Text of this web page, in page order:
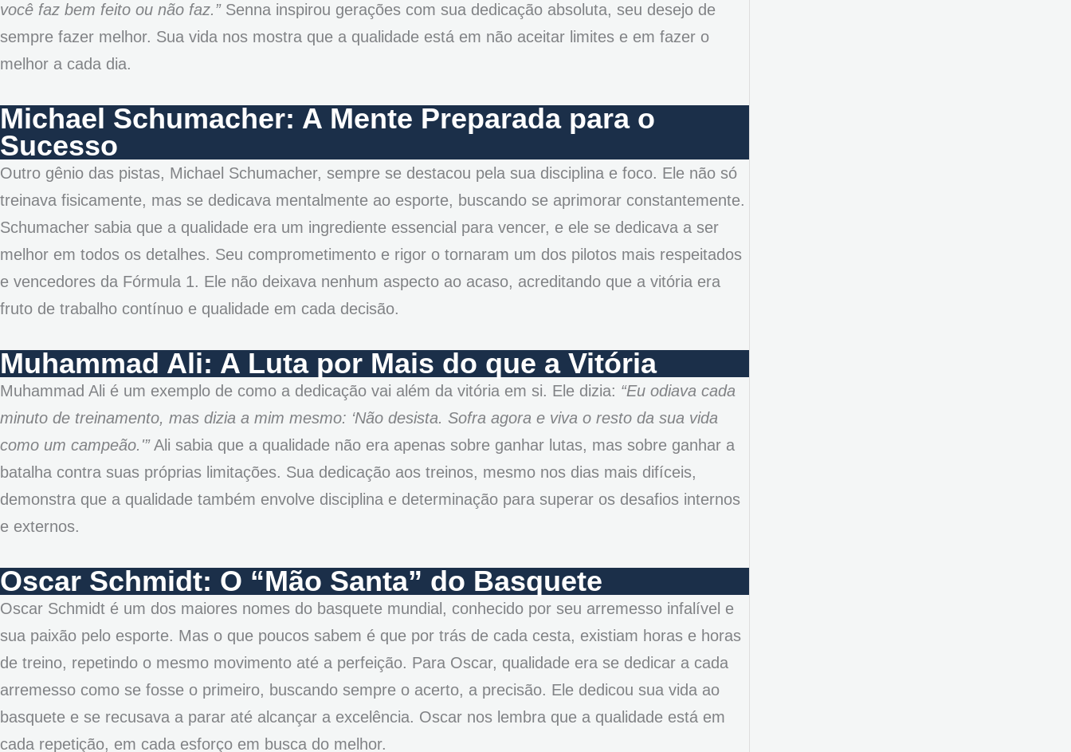
você faz bem feito ou não faz.”Senna inspirou gerações com sua dedicação absoluta, seu desejo de
sempre fazer melhor. Sua vida nos mostra que a qualidade está em não aceitar limites e em fazer o
melhor a cada dia.
Michael Schumacher: A Mente Preparada para o
Sucesso
Outro gênio das pistas, Michael Schumacher, sempre se destacou pela sua disciplina e foco. Ele não só
treinava fisicamente, mas se dedicava mentalmente ao esporte, buscando se aprimorar constantemente.
Schumacher sabia que a qualidade era um ingrediente essencial para vencer, e ele se dedicava a ser
melhor em todos os detalhes. Seu comprometimento e rigor o tornaram um dos pilotos mais respeitados
e vencedores da Fórmula 1. Ele não deixava nenhum aspecto ao acaso, acreditando que a vitória era
fruto de trabalho contínuo e qualidade em cada decisão.
Muhammad Ali: A Luta por Mais do que a Vitória
Muhammad Ali é um exemplo de como a dedicação vai além da vitória em si. Ele dizia: “Eu odiava cada
minuto de treinamento, mas dizia a mim mesmo: ‘Não desista. Sofra agora e viva o resto da sua vida
como um campeão.'”Ali sabia que a qualidade não era apenas sobre ganhar lutas, mas sobre ganhar a
batalha contra suas próprias limitações. Sua dedicação aos treinos, mesmo nos dias mais difíceis,
demonstra que a qualidade também envolve disciplina e determinação para superar os desafios internos
e externos.
Oscar Schmidt: O “Mão Santa” do Basquete
Oscar Schmidt é um dos maiores nomes do basquete mundial, conhecido por seu arremesso infalível e
sua paixão pelo esporte. Mas o que poucos sabem é que por trás de cada cesta, existiam horas e horas
de treino, repetindo o mesmo movimento até a perfeição. Para Oscar, qualidade era se dedicar a cada
arremesso como se fosse o primeiro, buscando sempre o acerto, a precisão. Ele dedicou sua vida ao
basquete e se recusava a parar até alcançar a excelência. Oscar nos lembra que a qualidade está em
cada repetição, em cada esforço em busca do melhor.